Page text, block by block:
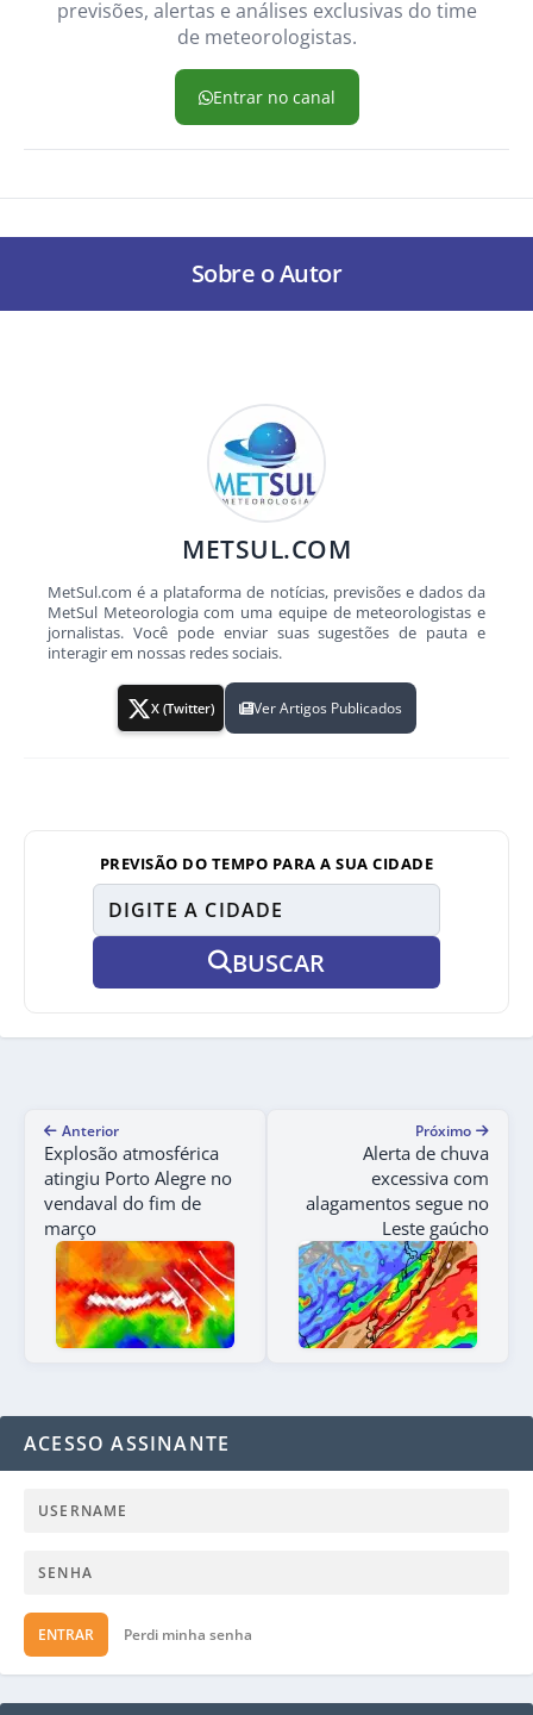
previsões, alertas e análises exclusivas do time
de meteorologistas.
Entrar no canal
Sobre o Autor
METSUL.COM
MetSul.com é a plataforma de notícias, previsões e dados da
MetSul Meteorologia com uma equipe de meteorologistas e
jornalistas. Você pode enviar suas sugestões de pauta e
interagir em nossas redes sociais.
X (Twitter) Ver Artigos Publicados
PREVISÃO DO TEMPO PARA A SUA CIDADE
BUSCAR
Anterior
Explosão atmosférica
atingiu Porto Alegre no
vendaval do fim de
março
Próximo
Alerta de chuva
excessiva com
alagamentos segue no
Leste gaúcho
ACESSO ASSINANTE
ENTRAR Perdi minha senha